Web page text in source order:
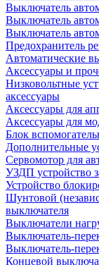
Выключатель
Выключатель
Выключатель
Предохранитель
Автоматические
Аксессуары и
Низковольтные
аксессуары
Аксессуары для
Аксессуары для
Блок
Дополнительные
Сервомотор для
УЗДП устройство
Устройство
Шунтовой
выключателя
Выключатели
Выключатель-
Выключатель-
Концевой